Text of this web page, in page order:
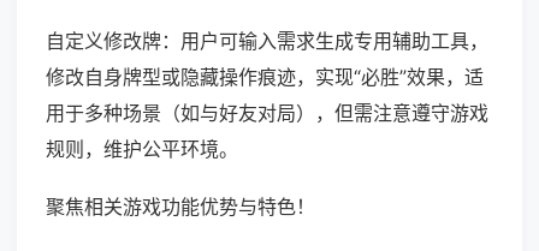
自定义修改牌：用户可输入需求生成专用辅助工具，
修改自身牌型或隐藏操作痕迹，实现“必胜”效果，适
用于多种场景（如与好友对局），但需注意遵守游戏
规则，维护公平环境。
聚焦相关游戏功能优势与特色！